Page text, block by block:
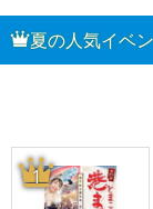
夏の人気イベ
1